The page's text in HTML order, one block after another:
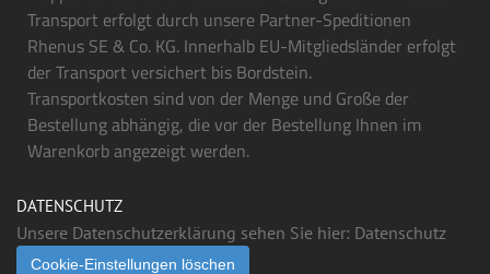
Transport erfolgt durch unsere Partner-Speditionen
Rhenus SE & Co. KG. Innerhalb EU-Mitgliedsländer erfolgt
der Transport versichert bis Bordstein.
Transportkosten sind von der Menge und Große der
Bestellung abhängig, die vor der Bestellung Ihnen im
Warenkorb angezeigt werden.
DATENSCHUTZ
Unsere Datenschutzerklärung sehen Sie hier: Datenschutz
Cookie-Einstellungen löschen